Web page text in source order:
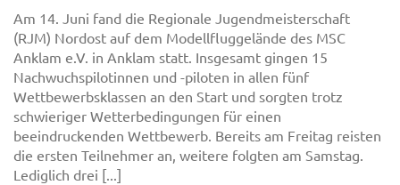
Am 14. Juni fand die Regionale Jugendmeisterschaft
(RJM) Nordost auf dem Modellfluggelände des MSC
Anklam e.V. in Anklam statt. Insgesamt gingen 15
Nachwuchspilotinnen und -piloten in allen fünf
Wettbewerbsklassen an den Start und sorgten trotz
schwieriger Wetterbedingungen für einen
beeindruckenden Wettbewerb. Bereits am Freitag reisten
die ersten Teilnehmer an, weitere folgten am Samstag.
Lediglich drei [...]